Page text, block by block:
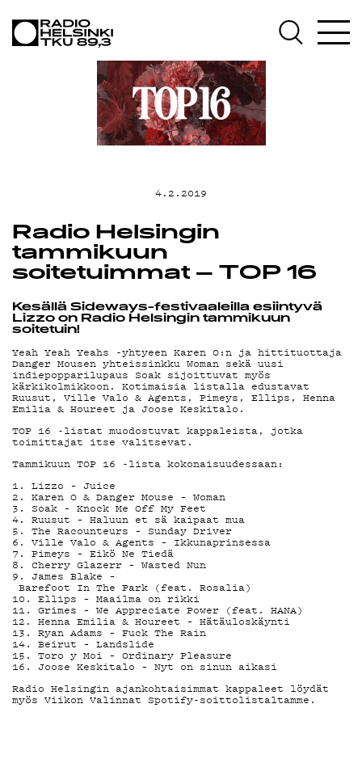
OHJELMAT
TEKIJÄT
ON-
DEMAND
PODCAST
MAINOSTA
G LIVELAB
4.2.2019
Radio Helsingin
tammikuun
soitetuimmat – TOP 16
Kesällä Sideways-festivaaleilla esiintyvä
Lizzo on Radio Helsingin tammikuun
soitetuin!
Yeah Yeah Yeahs -yhtyeen Karen O:n ja hittituottaja
Danger Mousen yhteissinkku Woman sekä uusi
indiepopparilupaus Soak sijoittuvat myös
kärkikolmikkoon. Kotimaisia listalla edustavat
Ruusut, Ville Valo & Agents, Pimeys, Ellips, Henna
Emilia & Houreet ja Joose Keskitalo.
TOP 16 -listat muodostuvat kappaleista, jotka
toimittajat itse valitsevat.
Tammikuun TOP 16 -lista kokonaisuudessaan:
1. Lizzo – Juice
2. Karen O & Danger Mouse – Woman
3. Soak – Knock Me Off My Feet
4. Ruusut – Haluun et sä kaipaat mua
5. The Racounteurs – Sunday Driver
6. Ville Valo & Agents – Ikkunaprinsessa
7. Pimeys – Eikö Ne Tiedä
8. Cherry Glazerr – Wasted Nun
9. James Blake –
Barefoot In The Park (feat. Rosalia)
10. Ellips – Maailma on rikki
11. Grimes – We Appreciate Power (feat. HANA)
12. Henna Emilia & Houreet – Hätäuloskäynti
13. Ryan Adams – Fuck The Rain
14. Beirut – Landslide
15. Toro y Moi – Ordinary Pleasure
16. Joose Keskitalo – Nyt on sinun aikasi
Radio Helsingin ajankohtaisimmat kappaleet löydät
myös Viikon Valinnat Spotify-soittolistaltamme.